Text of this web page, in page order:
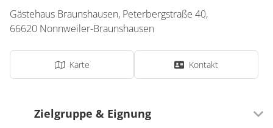
Gästehaus Braunshausen, Peterbergstraße 40,
66620 Nonnweiler-Braunshausen
Karte Kontakt
Zielgruppe & Eignung